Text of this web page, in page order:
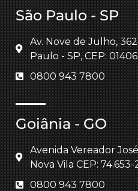
São Paulo - SP
Av. Nove de Julho,
Paulo - SP, CEP:
0800 943 7800
Goiânia - GO
Avenida Vereador
Nova Vila CEP: 74.653-
0800 943 7800